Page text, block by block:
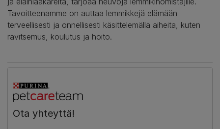
Tavoitteenamme on auttaa lemmikkejä elämään
terveellisesti ja onnellisesti käsittelemällä aiheita, kuten
ravitsemus, koulutus ja hoito.
Ota yhteyttä!